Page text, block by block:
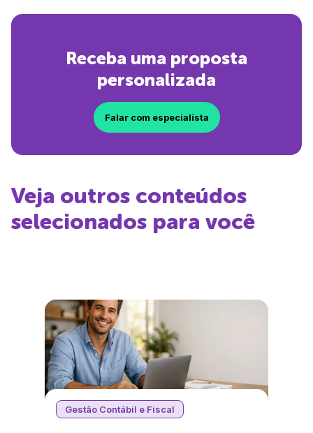
Receba uma proposta
personalizada
Falar com especialista
Veja outros conteúdos
selecionados para você
Gestão Contábil e Fiscal